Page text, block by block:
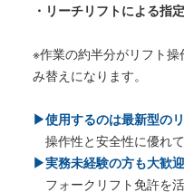
・リーチリフトによる指
※作業の約半分がリフト
み替えになります。
▶使用するのは最新型の
操作性と安全性に優れて
▶実務未経験の方も大歓迎
フォークリフト免許を